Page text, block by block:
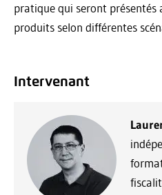
pratique qui seront présentés
produits selon différentes
Intervenant